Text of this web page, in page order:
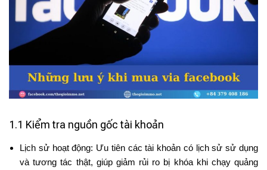
1.1 Kiểm tra nguồn gốc tài khoản
Lịch sử hoạt động: Ưu tiên các tài khoản có lịch sử sử dụng
và tương tác thật, giúp giảm rủi ro bị khóa khi chạy quảng